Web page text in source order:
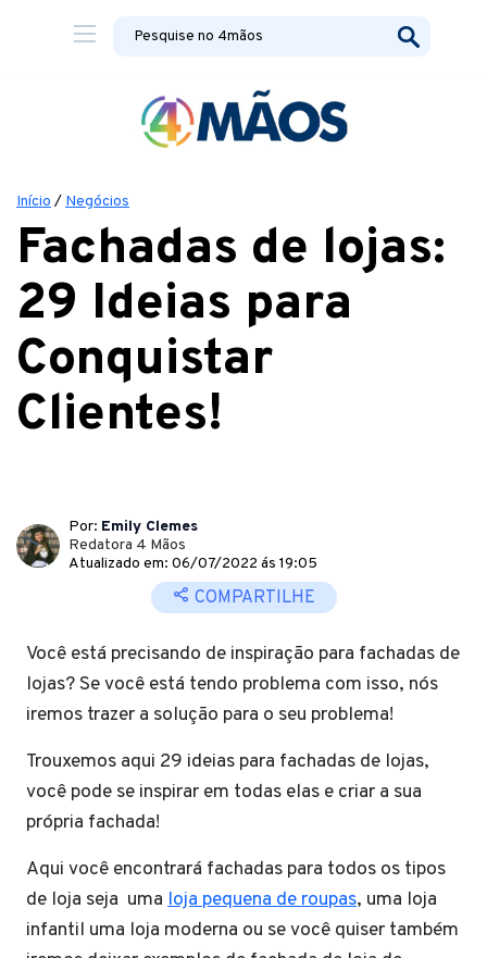
Início / Negócios
Fachadas de lojas:
29 Ideias para
Conquistar
Clientes!
Por: Emily Clemes
Redatora 4 Mãos
Atualizado em: 06/07/2022 ás 19:05
COMPARTILHE
Você está precisando de inspiração para fachadas de
lojas? Se você está tendo problema com isso, nós
iremos trazer a solução para o seu problema!
Trouxemos aqui 29 ideias para fachadas de lojas,
você pode se inspirar em todas elas e criar a sua
própria fachada!
Aqui você encontrará fachadas para todos os tipos
de loja seja uma loja pequena de roupas, uma loja
infantil uma loja moderna ou se você quiser também